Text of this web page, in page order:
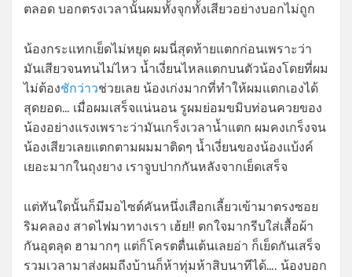
ตลอด บอกตรงเวลานั้นผมทั้งจุกทั้งเสียวอย่างบอกไม่ถูก
น้องกระแทกเย็ดไม่หยุด ผมนี่สุดท้ายแตกก่อนเพราะว่า
มันเสียวจนทนไม่ไหว น้ำเงี่ยนไหลแตกบนตัวน้องโดยที่ผม
ไม่ต้องชักว่าวช่วยเลย น้องเก่งมากที่ทำให้ผมแตกเองได้
สุดยอด… เมื่อผมเสร็จแน่นอน รูผมย่อมขมิบท่อนควยของ
น้องอย่างแรงเพราะว่ามันเกร็งเวลาน้ำแตก ผมคงเกร็งจน
น้องเสียวเลยแตกตามผมมาติดๆ น้ำเงี่ยนของน้องแบ้งค์
เยอะมากในถุงยาง เราจูบปากกันหลังจากเย็ดเสร็จ
แต่ทันใดนั้นก็มีมอไซต์คันหนึ่งเสือกเลี้ยวเข้ามาตรงซอย
ริมคลอง สาดไฟมาทางเรา เฮ้ย!! ตกใจมากรีบใส่เสื้อผ้า
กันอุตลุด ฮามากๆ แต่ก็โครตตื่นเต้นเลยอ่า ก็เย็ดกันเสร็จ
รวมเวลามาส่งผมถีงบ้านก็ห้าทุ่มห้าสิบนาทีได้…. น้องบอก